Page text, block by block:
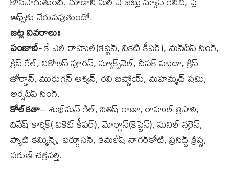
ఆఫ్స్‌కు చేరువవుతుందో.
జట్ల వివరాలుః
పంజాబ్‌-కే ఎల్‌ రాహుల్‌(కెప్టెన్, వికెట్ కీపర్‌), మన్‌దీప్‌ సింగ్‌,
క్రిస్‌ గేల్‌, నికోలస్‌ పూరన్‌, మ్యాక్స్‌వెల్‌, దీపక్‌ హుడా, క్రిస్‌
జోర్డాన్‌, మురుగన్‌ అశ్విన్‌, రవి బిష్ణోయ్‌, మహమ్మద్‌ షమి,
అర్షదీప్‌ సింగ్‌.
కోల్‌కతా– శుభ్‌మన్‌ గిల్‌, నితిష్‌ రాణా, రాహుల్‌ త్రిపాఠి,
దినేష్‌ కార్తిక్( వికెట్‌ కీపర్‌), మోర్గాన్‌(కెప్టెన్‌), సునిల్‌ నరైన్‌,
ప్యాట్‌ కమ్మిన్స్, ఫెర్గూసన్‌, కమలేష్‌ నాగర్‌కోటి, ప్రసిద్ధ్‌ క్రిష్ణ,
వరుణ్‌ చక్రవర్తి.